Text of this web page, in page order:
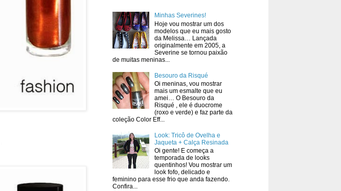
Minhas Severines!
Hoje vou mostrar um dos
modelos que eu mais gosto
da Melissa… Lançada
originalmente em 2005, a
Severine se tornou paixão
de muitas meninas...
Besouro da Risqué
Oi meninas, vou mostrar
mais um esmalte que eu
amei… O Besouro da
Risqué , ele é duocrome
(roxo e verde) e faz parte da
coleção Color Eff...
Look: Tricô de Ovelha e
Jaqueta + Calça Resinada
Oi gente! E começa a
temporada de looks
quentinhos! Vou mostrar um
look fofo, delicado e
feminino para esse frio que anda fazendo.
Confira...